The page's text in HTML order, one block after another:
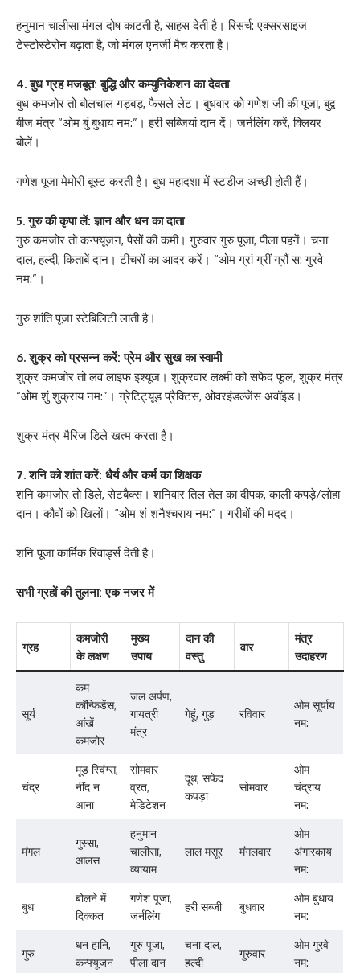
हनुमान चालीसा मंगल दोष काटती है, साहस देती है। रिसर्च: एक्सरसाइज
टेस्टोस्टेरोन बढ़ाता है, जो मंगल एनर्जी मैच करता है।
4. बुध ग्रह मजबूत: बुद्धि और कम्युनिकेशन का देवता
बुध कमजोर तो बोलचाल गड़बड़, फैसले लेट। बुधवार को गणेश जी की पूजा, बुद्व
बीज मंत्र “ओम बुं बुधाय नम:”। हरी सब्जियां दान दें। जर्नलिंग करें, क्लियर
बोलें।
गणेश पूजा मेमोरी बूस्ट करती है। बुध महादशा में स्टडीज अच्छी होती हैं।
5. गुरु की कृपा लें: ज्ञान और धन का दाता
गुरु कमजोर तो कन्फ्यूजन, पैसों की कमी। गुरुवार गुरु पूजा, पीला पहनें। चना
दाल, हल्दी, किताबें दान। टीचरों का आदर करें। “ओम ग्रां ग्रीं ग्रौं स: गुरवे
नम:”।
गुरु शांति पूजा स्टेबिलिटी लाती है।
6. शुक्र को प्रसन्न करें: प्रेम और सुख का स्वामी
शुक्र कमजोर तो लव लाइफ इश्यूज। शुक्रवार लक्ष्मी को सफेद फूल, शुक्र मंत्र
“ओम शुं शुक्राय नम:”। ग्रेटिट्यूड प्रैक्टिस, ओवरइंडल्जेंस अवॉइड।
शुक्र मंत्र मैरिज डिले खत्म करता है।
7. शनि को शांत करें: धैर्य और कर्म का शिक्षक
शनि कमजोर तो डिले, सेटबैक्स। शनिवार तिल तेल का दीपक, काली कपड़े/लोहा
दान। कौवों को खिलाें। “ओम शं शनैश्चराय नम:”। गरीबों की मदद।
शनि पूजा कार्मिक रिवार्ड्स देती है।
सभी ग्रहों की तुलना: एक नजर में
ग्रह
कमजोरी
के लक्षण
मुख्य
उपाय
दान की
वस्तु
वार
मंत्र
उदाहरण
सूर्य
कम
कॉन्फिडेंस,
आंखें
कमजोर
जल अर्पण,
गायत्री
मंत्र
गेहूं, गुड़ रविवार
ओम सूर्याय
नम:
चंद्र
मूड स्विंग्स,
नींद न
आना
सोमवार
व्रत,
मेडिटेशन
दूध, सफेद
कपड़ा
सोमवार
ओम
चंद्राय
नम:
मंगल
गुस्सा,
आलस
हनुमान
चालीसा,
व्यायाम
लाल मसूर मंगलवार
ओम
अंगारकाय
नम:
बुध
बोलने में
दिक्कत
गणेश पूजा,
जर्नलिंग
हरी सब्जी बुधवार
ओम बुधाय
नम:
गुरु
धन हानि,
कन्फ्यूजन
गुरु पूजा,
पीला दान
चना दाल,
हल्दी
गुरुवार
ओम गुरवे
नम: